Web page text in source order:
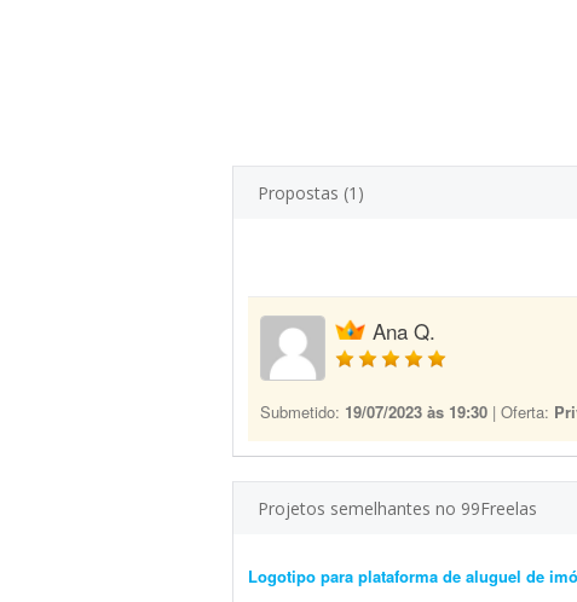
Propostas (1)
Ana Q.
Submetido: 19/07/2023 às 19:30 | Oferta:
Projetos semelhantes no 99Freelas
Logotipo para plataforma de aluguel de